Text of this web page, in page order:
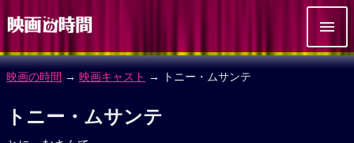
映画の時間 → 映画キャスト → トニー・ムサンテ
トニー・ムサンテ